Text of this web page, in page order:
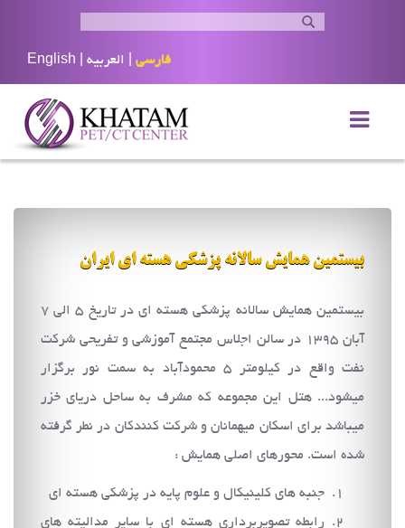
فارسی العربيه English
بیستمین همایش سالانه پزشکی هسته ای ایران
بیستمین همایش سالانه پزشکی هسته ای در تاریخ ۵ الی ۷
آبان ۱۳۹۵ در سالن اجلاس مجتمع آموزشی و تفریحی شرکت
نفت واقع در کیلومتر ۵ محمودآباد به سمت نور برگزار
میشود... هتل این مجموعه که مشرف به ساحل دریای خزر
میباشد برای اسکان میهمانان و شرکت کنندکان در نطر گرفته
شده است. محورهای اصلی همایش :
جنبه های کلینیکال و علوم پایه در پزشکی هسته ای
رابطه تصویربرداری هسته ای با سایر مدالیته های